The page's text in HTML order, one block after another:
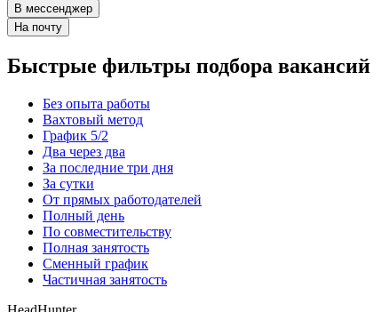
В мессенджер
На почту
Быстрые фильтры подбора вакансий
Без опыта работы
Вахтовый метод
График 5/2
Два через два
За последние три дня
За сутки
От прямых работодателей
Полный день
По совместительству
Полная занятость
Сменный график
Частичная занятость